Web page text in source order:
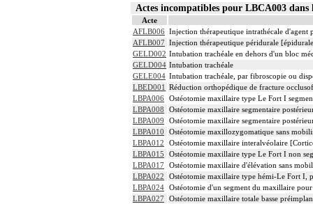
Actes incompatibles pour LBCA003
Acte
AFLB006 Injection thérapeutique intrathécale d'agent
AFLB007 Injection thérapeutique péridurale
GELD002 Intubation trachéale en dehors d'un bloc
GELD004 Intubation trachéale
GELE004 Intubation trachéale, par fibroscopie ou
LBED001 Réduction orthopédique de fracture
LBPA006 Ostéotomie maxillaire type Le Fort I
LBPA008
Ostéotomie maxillaire segmentaire
LBPA009
Ostéotomie maxillaire segmentaire
LBPA010
Ostéotomie maxillozygomatique sans
LBPA012
Ostéotomie maxillaire interalvéolaire
LBPA015
Ostéotomie maxillaire type Le Fort I non
LBPA017 Ostéotomie maxillaire d'élévation sans
LBPA022
Ostéotomie maxillaire type hémi-Le Fort I,
LBPA024 Ostéotomie d'un segment du maxillaire
LBPA027
Ostéotomie maxillaire totale basse